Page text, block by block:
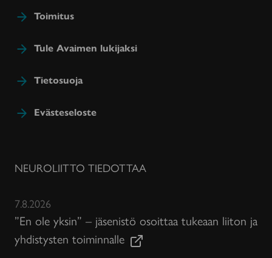
Toimitus
Tule Avaimen lukijaksi
Tietosuoja
Evästeseloste
NEUROLIITTO TIEDOTTAA
7.8.2026
”En ole yksin” – jäsenistö osoittaa tukeaan liiton ja
yhdistysten toiminnalle